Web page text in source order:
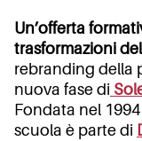
Un’offerta
trasformazioni
rebranding della
nuova fase di
Fondata nel
scuola è parte di